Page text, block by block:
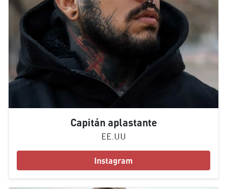
Capitán aplastante
EE.UU
Instagram